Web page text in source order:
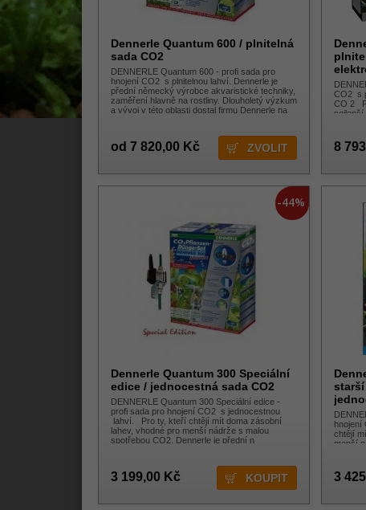
Dennerle Quantum 600 / plnitelná
sada CO2
DENNERLE Quantum 600 - profi sada pro
hnojení CO2 s plnitelnou lahví. Dennerle je
přední německý výrobce akvaristické techniky,
zaměření hlavně na rostliny. Dlouholetý výzkum
a vývoj v této oblasti dostal firmu Dennerle na
od 7 820,00 Kč ZVOLIT
CO2 s
CO 2
8
-44%
Dennerle Quantum 300 Speciální
edice / jednocestná sada CO2
DENNERLE Quantum 300 Speciální edice -
profi sada pro hnojení CO2 s jednocestnou
lahví. Pro ty, kteří chtějí mít doma zásobní
lahev, vhodné pro menší nádrže s malou
spotřebou CO2. Dennerle je přední n
3 199,00 Kč
starší
chtějí
menší
3